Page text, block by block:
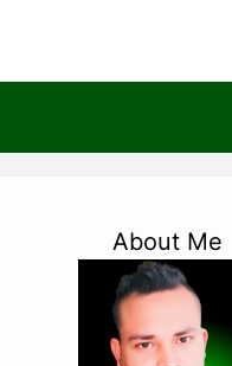
About Me